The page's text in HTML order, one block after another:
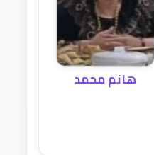
هانم محمد